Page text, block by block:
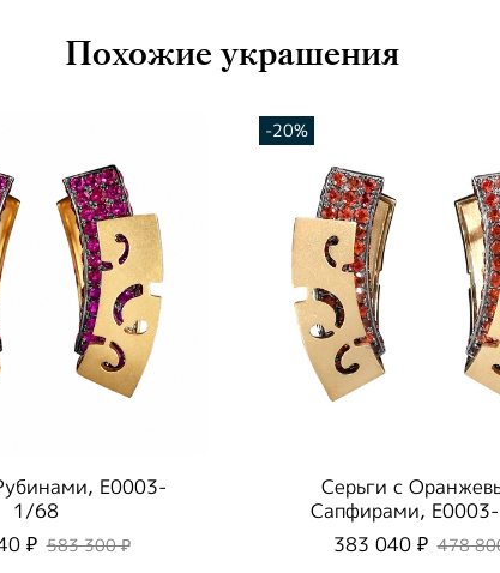
Похожие украшения
E0003-
1/68
₽ 583 300 ₽
-20%
Серьги с
Сапфирами,
383 040 ₽ 478